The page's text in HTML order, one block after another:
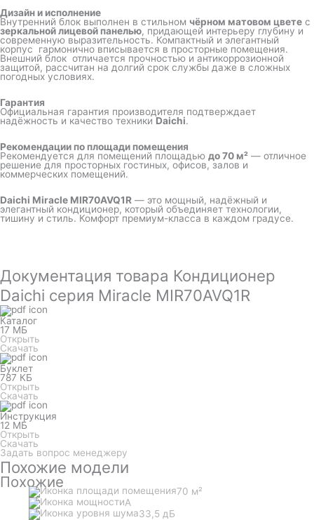
Дизайн и исполнение
Внутренний блок выполнен в стильном чёрном матовом цвете с
зеркальной лицевой панелью, придающей интерьеру глубину и
современную выразительность. Компактный и элегантный
корпус гармонично вписывается в просторные помещения.
Внешний блок отличается прочностью и антикоррозионной
защитой, рассчитан на долгий срок службы даже в сложных
погодных условиях.
Гарантия
Официальная гарантия производителя подтверждает
надёжность и качество техники Daichi.
Рекомендации по площади помещения
Рекомендуется для помещений площадью до 70 м² — отличное
решение для просторных гостиных, офисов, залов и
коммерческих помещений.
Daichi Miracle MIR70AVQ1R — это мощный, надёжный и
элегантный кондиционер, который объединяет технологии,
тишину и стиль. Комфорт премиум-класса в каждом градусе.
Документация товара Кондиционер
Daichi серия Miracle MIR70AVQ1R
Каталог
17 МБ
Открыть
Скачать
Буклет
787 КБ
Открыть
Скачать
Инструкция
12 МБ
Открыть
Скачать
Задать вопрос менеджеру
Похожие модели
Похожие
70 м²
A
33,5 дБ